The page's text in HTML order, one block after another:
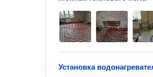
Установка